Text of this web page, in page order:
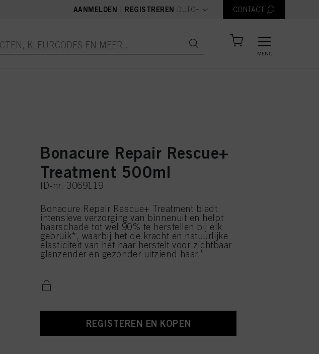
AANMELDEN REGISTREREN text.language
DUTCH CONTACT
MENU
Bonacure Repair Rescue+
Treatment 500ml
ID-nr. 3069119
Bonacure Repair Rescue+ Treatment biedt
intensieve verzorging van binnenuit en helpt
haarschade tot wel 90% te herstellen bij elk
gebruik*, waarbij het de kracht en natuurlijke
elasticiteit van het haar herstelt voor zichtbaar
glanzender en gezonder uitziend haar.”
REGISTEREN EN KOPEN